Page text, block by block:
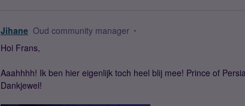
Jihane Oud community manager
Hoi Frans,
Aaahhhh! Ik ben hier eigenlijk toch heel blij mee! Prince of
Dankjewel!